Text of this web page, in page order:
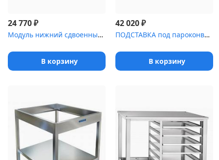
24 770₽
Модуль нижний сдвоенный [МН-03 (700 серия)]
В корзину
42 020₽
ПОДСТАВКА под пароконвектомат [ПК-10МС]
В корзину